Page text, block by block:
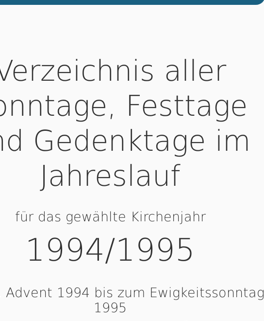
aller
Festtage
Gedenktage im
Jahreslauf
für das gewählte Kirchenjahr
1994/1995
Advent 1994 bis zum Ewigkeitssonntag
1995